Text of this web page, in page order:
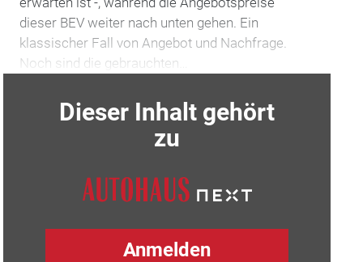
dieser BEV weiter nach unten gehen. Ein
klassischer Fall von Angebot und Nachfrage.
Noch sind die gebrauchten…
Dieser Inhalt gehört
zu
Anmelden